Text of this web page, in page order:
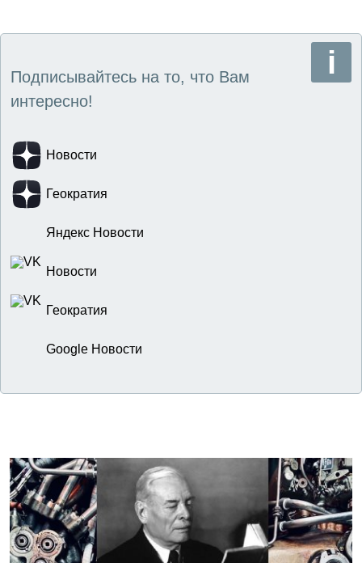
Подписывайтесь на то, что Вам
интересно!
Новости
Геократия
Яндекс Новости
Новости
Геократия
Google Новости